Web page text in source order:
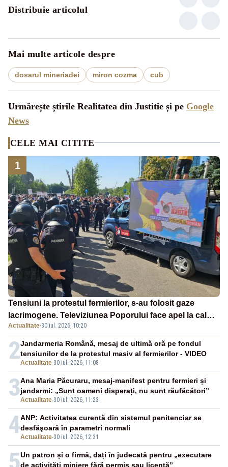
Distribuie articolul
Mai multe articole despre
dosarul mineriadei miron cozma cub
Urmărește știrile Realitatea din Justitie și pe Google
News
CELE MAI CITITE
1
Tensiuni la protestul fermierilor, s-au folosit gaze
lacrimogene. Televiziunea Poporului face apel la calm
– LIVE TEXT
Actualitate·30 iul. 2026, 10:20
2Actualitate-30 iul. 2026, 11:08
Jandarmeria Română, mesaj de ultimă oră pe fondul
tensiunilor de la protestul masiv al fermierilor - VIDEO
3Actualitate-30 iul. 2026, 11:23
Ana Maria Păcuraru, mesaj-manifest pentru fermieri și
jandarmi: „Sunt oameni disperați, nu sunt răufăcători”
4Actualitate-30 iul. 2026, 12:31
ANP: Activitatea curentă din sistemul penitenciar se
desfăşoară în parametri normali
Un patron și o firmă, dați în judecată pentru „executare
de activităţi miniere fără permis sau licenţă”